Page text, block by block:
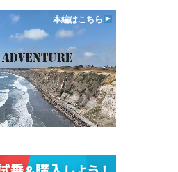
本編はこちら